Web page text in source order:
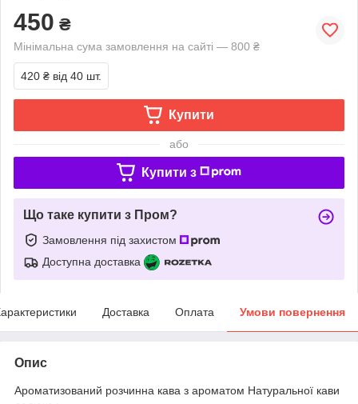
450 ₴
Мінімальна сума замовлення на сайті — 800 ₴
420 ₴ від 40 шт.
Купити
або
Купити з
Що таке купити з Пром?
Замовлення під захистом
Доступна доставка
Доставка Оплата Умови повернення
Опис
Ароматизований розчинна кава з ароматом Натуральної кави